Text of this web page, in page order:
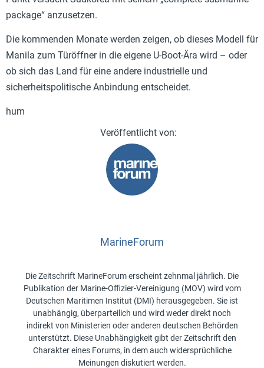
package“ anzusetzen.
Die kommenden Monate werden zeigen, ob dieses Modell für
Manila zum Türöffner in die eigene U-Boot-Ära wird – oder
ob sich das Land für eine andere industrielle und
sicherheitspolitische Anbindung entscheidet.
hum
MarineForum
Die Zeitschrift MarineForum erscheint zehnmal jährlich. Die
Publikation der Marine-Offizier-Vereinigung (MOV) wird vom
Deutschen Maritimen Institut (DMI) herausgegeben. Sie ist
unabhängig, überparteilich und wird weder direkt noch
indirekt von Ministerien oder anderen deutschen Behörden
unterstützt. Diese Unabhängigkeit gibt der Zeitschrift den
Charakter eines Forums, in dem auch widersprüchliche
Meinungen diskutiert werden.